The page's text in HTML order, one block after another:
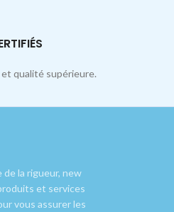
qualité supérieure.
la rigueur, new
et services
vous assurer les